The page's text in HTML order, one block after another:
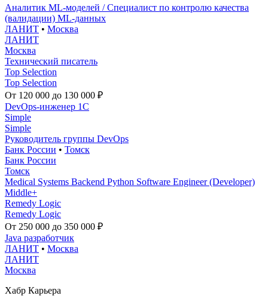
Аналитик ML-моделей / Специалист по контролю качества
(валидации) ML-данных
ЛАНИТ • Москва
ЛАНИТ
Москва
Технический писатель
Top Selection
Top Selection
От 120 000 до 130 000 ₽
DevOps-инженер 1C
Simple
Simple
Руководитель группы DevOps
Банк России • Томск
Банк России
Томск
Medical Systems Backend Python Software Engineer (Developer)
Middle+
Remedy Logic
Remedy Logic
От 250 000 до 350 000 ₽
Java разработчик
ЛАНИТ • Москва
ЛАНИТ
Москва
Хабр Карьера